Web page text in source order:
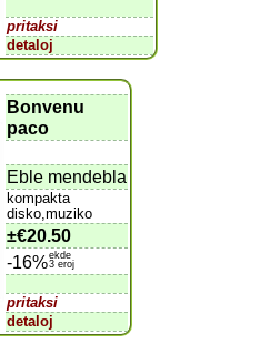
pritaksi
detaloj
Bonvenu
paco
Eble mendebla
kompakta
disko,muziko
±€20.50
-16%ekde
3 eroj
pritaksi
detaloj